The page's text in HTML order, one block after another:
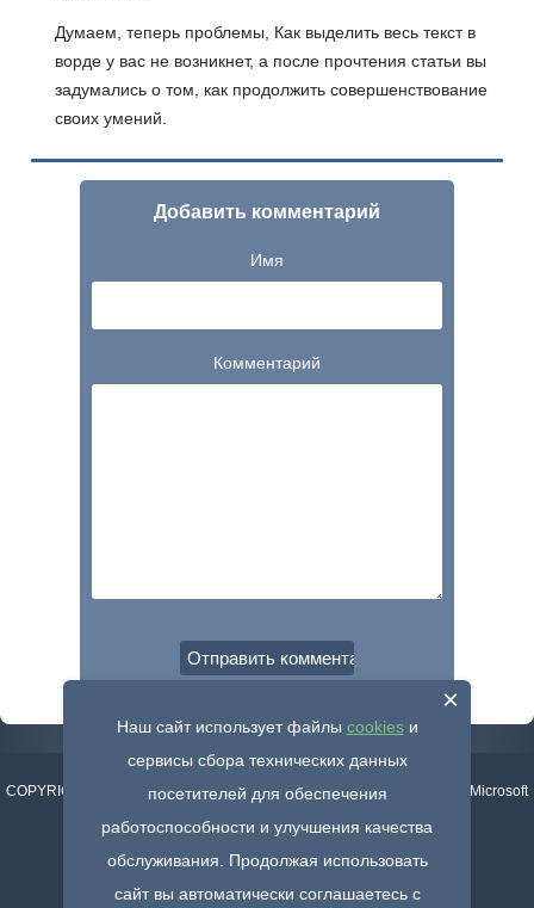
Думаем, теперь проблемы, Как выделить весь текст в
ворде у вас не возникнет, а после прочтения статьи вы
задумались о том, как продолжить совершенствование
своих умений.
Добавить комментарий
Имя
Комментарий
COPYRIGHT © windowsfree.ru FAN SITE APP - Неофициальный сайт Microsoft
×
Наш сайт использует файлы cookiesи
сервисы сбора технических данных
посетителей для обеспечения
работоспособности и улучшения качества
обслуживания. Продолжая использовать
сайт вы автоматически соглашаетесь с